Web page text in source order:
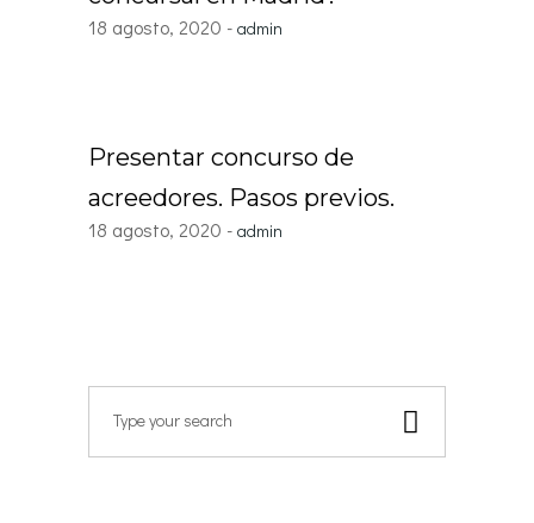
18 agosto, 2020 admin
Presentar concurso de
acreedores. Pasos previos.
18 agosto, 2020 admin